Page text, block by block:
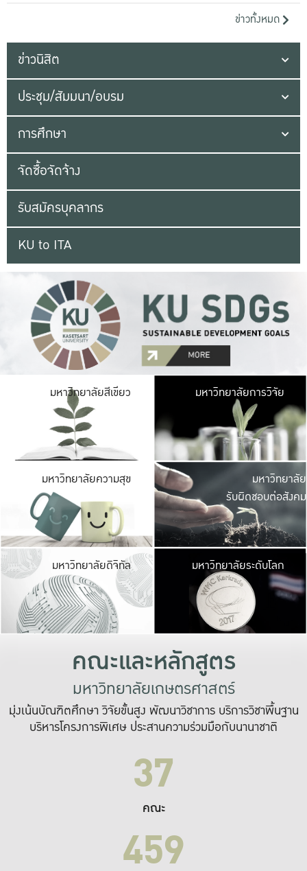
ข่าวทั้งหมด
ข่าวนิสิต
ประชุม/สัมมนา/อบรม
การศึกษา
จัดซื้อจัดจ้าง
รับสมัครบุคลากร
KU to ITA
มหาวิทยาลัยสีเขียว มหาวิ
มีพื้นที่เขียวสดใส
เป็นป่าในเมือง เกษต
มหาวิทยาลัยการวิจัย
มหาวิทยาลัยความสุข มหาวิ
ค
เปิดประ
และพบเรื่องราวใ
มหาวิทยาลัย
รับผิดชอบต่อสังคม
มหาวิทยาลัยดิจิทัล มหาวิ
เปลี่ยนแปลง แล
เพื่อทำง
ระบบสารสนเทศ
มหาวิทยาลัยระดับโลก
คณะและหลักสูตร
มหาวิทยาลัยเกษตรศาสตร์
มุ่งเน้นบัณฑิตศึกษา วิจัยขั้นสูง พัฒนาวิชาการ บริการวิชาพื้นฐาน
บริหารโครงการพิเศษ ประสานความร่วมมือกับนานาชาติ
37
คณะ
459